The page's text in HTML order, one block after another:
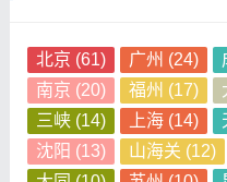
北京 (61) 广州 (24)
南京 (20) 福州 (17)
三峡(14) 上海(14)
沈阳 (13) 山海关 (12)